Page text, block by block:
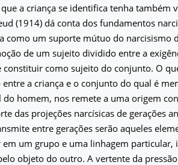
a criança se identifica tenha também
(1914) dá conta dos fundamentos
como um suporte mútuo do narcisismo
de um sujeito dividido entre a
constituir como sujeito do conjunto. O
a criança e o conjunto do qual é
homem, nos remete a uma origem
das projeções narcísicas de gerações
entre gerações serão aqueles
um grupo e uma linhagem particular,
objeto do outro. A vertente da